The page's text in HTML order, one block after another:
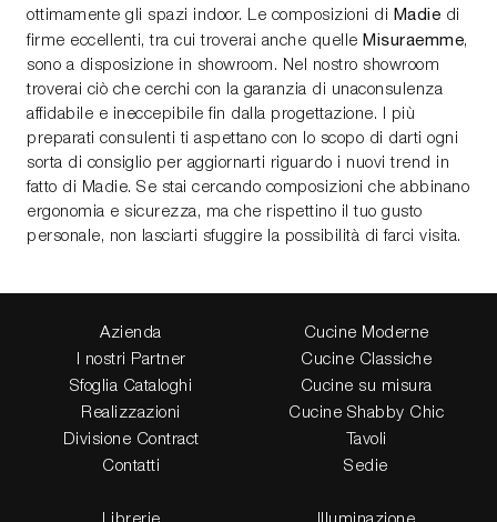
ottimamente gli spazi indoor. Le composizioni di Madie di
firme eccellenti, tra cui troverai anche quelle Misuraemme,
sono a disposizione in showroom. Nel nostro showroom
troverai ciò che cerchi con la garanzia di unaconsulenza
affidabile e ineccepibile fin dalla progettazione. I più
preparati consulenti ti aspettano con lo scopo di darti ogni
sorta di consiglio per aggiornarti riguardo i nuovi trend in
fatto di Madie. Se stai cercando composizioni che abbinano
ergonomia e sicurezza, ma che rispettino il tuo gusto
personale, non lasciarti sfuggire la possibilità di farci visita.
Azienda
I nostri Partner
Sfoglia Cataloghi
Realizzazioni
Divisione Contract
Contatti
Cucine Moderne
Cucine Classiche
Cucine su misura
Cucine Shabby Chic
Tavoli
Sedie